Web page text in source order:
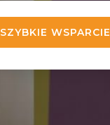
SZYBKIE WSPARCIE